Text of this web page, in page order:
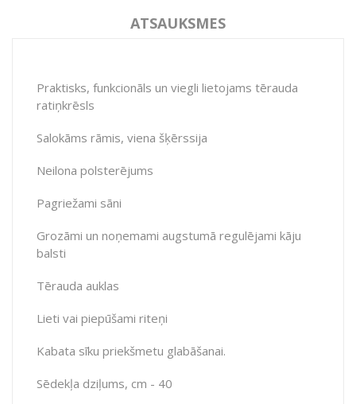
ATSAUKSMES
Praktisks, funkcionāls un viegli lietojams tērauda
ratiņkrēsls
Salokāms rāmis, viena šķērssija
Neilona polsterējums
Pagriežami sāni
Grozāmi un noņemami augstumā regulējami kāju
balsti
Tērauda auklas
Lieti vai piepūšami riteņi
Kabata sīku priekšmetu glabāšanai.
Sēdekļa dziļums, cm - 40